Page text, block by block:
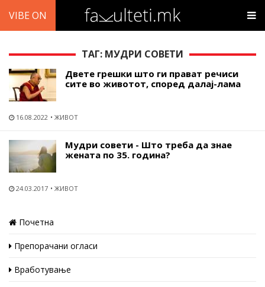
VIBE ON
ТАГ: МУДРИ СОВЕТИ
Двете грешки што ги прават речиси
сите во животот, според далај-лама
16.08.2022 ЖИВОТ
Мудри совети - Што треба да знае
жената по 35. година?
24.03.2017 ЖИВОТ
Почетна
Препорачани огласи
Вработување